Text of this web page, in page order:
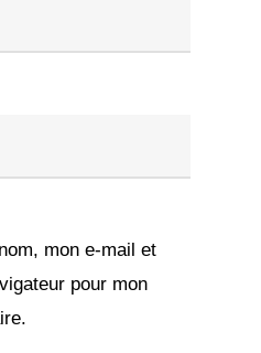
mon e-mail et
pour mon